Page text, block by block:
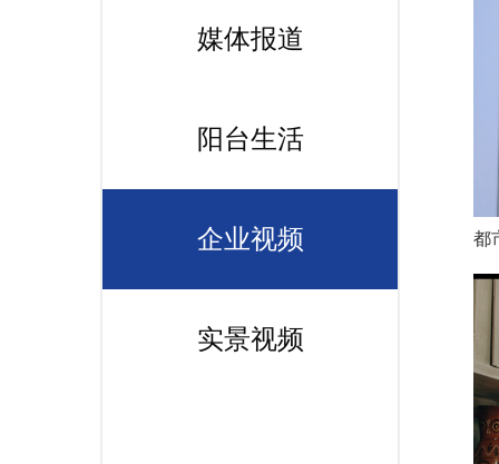
媒体报道
阳台生活
企业视频
实景视频
都